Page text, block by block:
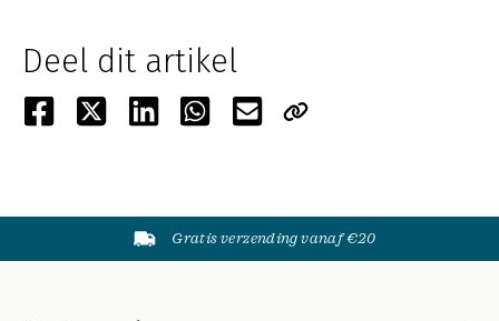
Deel dit artikel
Gratis verzending vanaf €20